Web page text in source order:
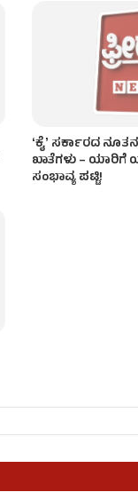
– KPCC ಕಚೇರಿ
ʻಕೈʼ ಸರ್ಕಾರದ
ಖಾತೆಗಳು – ಯಾರಿಗೆ
ಸಂಭಾವ್ಯ ಪಟ್ಟಿ!